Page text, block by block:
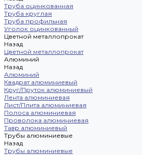
Труба оцинкованная
Труба круглая
Труба профильная
Уголок оцинкованный
Цветной металлопрокат
Назад
Цветной металлопрокат
Алюминий
Назад
Алюминий
Квадрат алюминиевый
Круг/Пруток алюминиевый
Лента алюминиевая
Лист/Плита алюминиевая
Полоса алюминиевая
Проволока алюминиевая
Тавр алюминиевый
Трубы алюминиевые
Назад
Трубы алюминиевые